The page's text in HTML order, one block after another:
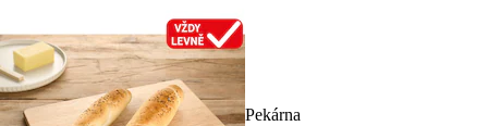
Pekárna